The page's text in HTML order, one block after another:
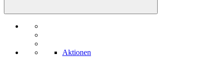
Aktionen